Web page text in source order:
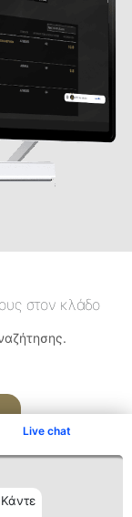
Live chat
στον κλάδο